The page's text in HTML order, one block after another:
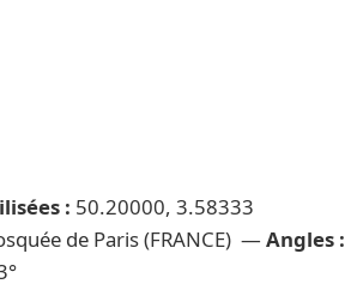
: 50.20000, 3.58333
de Paris (FRANCE) — Angles :